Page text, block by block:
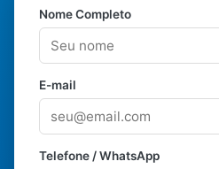
Nome Completo
E-mail
Telefone / WhatsApp